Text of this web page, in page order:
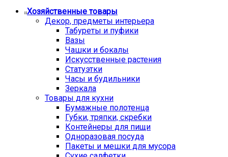
Хозяйственные товары
Декор, предметы интерьера
Табуреты и пуфики
Вазы
Чашки и бокалы
Искусственные растения
Статуэтки
Часы и будильники
Зеркала
Товары для кухни
Бумажные полотенца
Губки, тряпки, скребки
Контейнеры для пищи
Одноразовая посуда
Пакеты и мешки для мусора